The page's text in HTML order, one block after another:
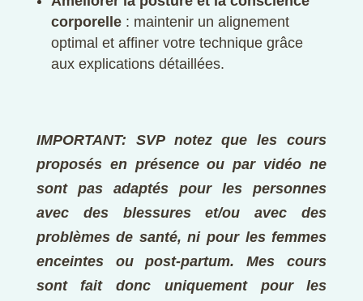
corporelle: maintenir un alignement
optimal et affiner votre technique grâce
aux explications détaillées.
IMPORTANT: SVP notez que les cours
proposés en présence ou par vidéo ne
sont pas adaptés pour les personnes
avec des blessures et/ou avec des
problèmes de santé, ni pour les femmes
enceintes ou post-partum. Mes cours
sont fait donc uniquement pour les